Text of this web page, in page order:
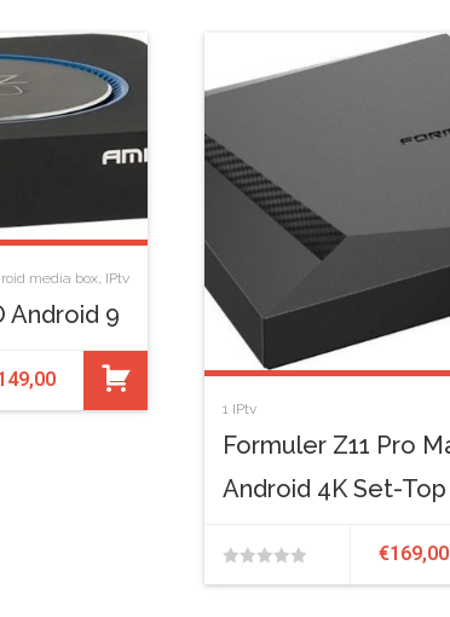
media box, IPtv
Android 9
1 IPtv
Formuler Z11 Pro
Android 4K Set-
€169,00